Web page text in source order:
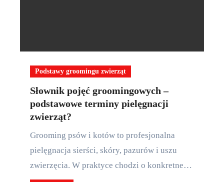
Podstawy groomingu zwierząt
Słownik pojęć groomingowych –
podstawowe terminy pielęgnacji
zwierząt?
Grooming psów i kotów to profesjonalna
pielęgnacja sierści, skóry, pazurów i uszu
zwierzęcia. W praktyce chodzi o konkretne…